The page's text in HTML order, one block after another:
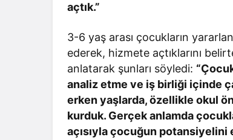
açtık.”
3-6 yaş arası çocukların
ederek, hizmete açtıklarını
anlatarak şunları söyledi:
analiz etme ve iş birliği içinde
erken yaşlarda, özellikle okul
kurduk. Gerçek anlamda
açısıyla çocuğun